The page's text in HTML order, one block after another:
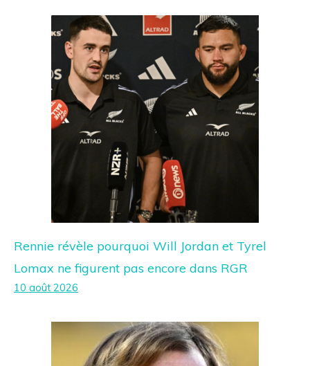
Rennie révèle pourquoi Will Jordan et Tyrel
Lomax ne figurent pas encore dans RGR
10 août 2026